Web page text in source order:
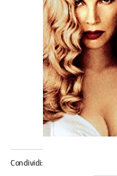
Condividi: